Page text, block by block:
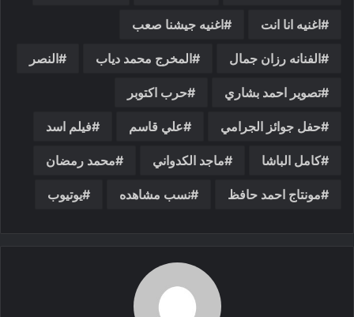
اغنيه انا انت اغنيه جيشنا صعب
الفنانه رزان جمال المخرج محمد دياب النصر
تصوير احمد بشاري حرب اكتوبر
حفل جوائز الجرامي علي قاسم فيلم اسد
كامل الباشا ماجد الكدواني محمد رمضان
مونتاج احمد حافظ نسب مشاهده يوتيوب